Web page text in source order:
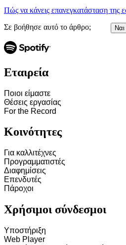
Πώς να κάνεις επανεγκατάσταση της
Σε βοήθησε αυτό το άρθρο; Ναι
Εταιρεία
Ποιοι είμαστε
Θέσεις εργασίας
For the Record
Κοινότητες
Για καλλιτέχνες
Προγραμματιστές
Διαφημίσεις
Επενδυτές
Πάροχοι
Χρήσιμοι σύνδεσμοι
Υποστήριξη
Web Player